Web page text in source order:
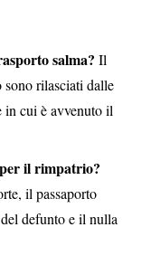
salma? Il
sono rilasciati dalle
in cui è avvenuto il
il rimpatrio?
il passaporto
defunto e il nulla